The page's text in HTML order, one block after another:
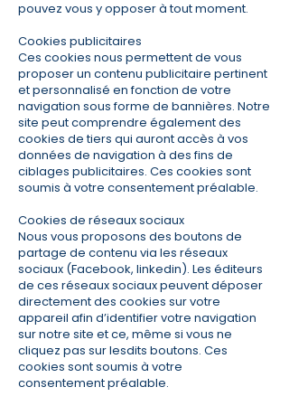
pouvez vous y opposer à tout moment.
Cookies publicitaires
Ces cookies nous permettent de vous
proposer un contenu publicitaire pertinent
et personnalisé en fonction de votre
navigation sous forme de bannières. Notre
site peut comprendre également des
cookies de tiers qui auront accès à vos
données de navigation à des fins de
ciblages publicitaires. Ces cookies sont
soumis à votre consentement préalable.
Cookies de réseaux sociaux
Nous vous proposons des boutons de
partage de contenu via les réseaux
sociaux (Facebook, linkedin). Les éditeurs
de ces réseaux sociaux peuvent déposer
directement des cookies sur votre
appareil afin d’identifier votre navigation
sur notre site et ce, même si vous ne
cliquez pas sur lesdits boutons. Ces
cookies sont soumis à votre
consentement préalable.